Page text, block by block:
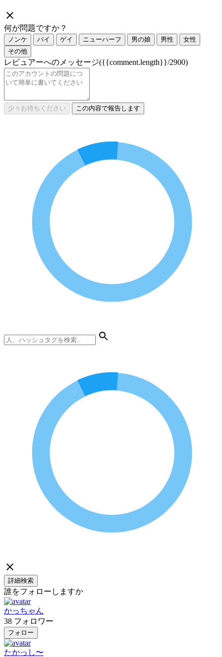
何が問題ですか？
ノンケ バイ ゲイ ニューハーフ 男の娘 男性
女性
その他
レビュアーへのメッセージ({{comment.length}}/2900)
少々お待ちください この内容で報告します
詳細検索
誰をフォローしますか
かっちゃん
38 フォロワー
フォロー
たかっし〜